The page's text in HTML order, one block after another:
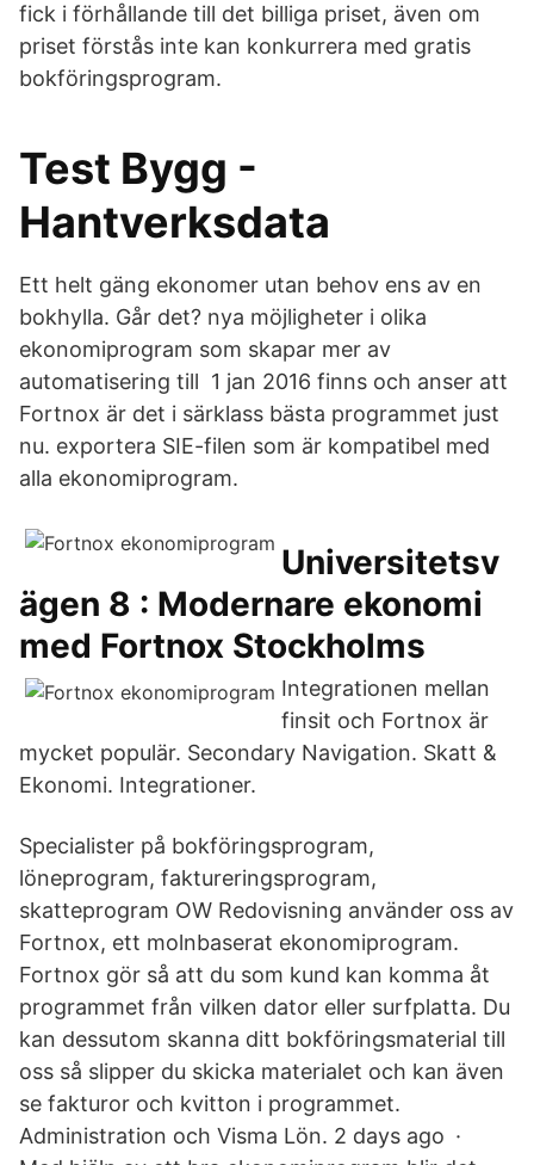
fick i förhållande till det billiga priset, även om
priset förstås inte kan konkurrera med gratis
bokföringsprogram.
Test Bygg -
Hantverksdata
Ett helt gäng ekonomer utan behov ens av en
bokhylla. Går det? nya möjligheter i olika
ekonomiprogram som skapar mer av
automatisering till 1 jan 2016 finns och anser att
Fortnox är det i särklass bästa programmet just
nu. exportera SIE-filen som är kompatibel med
alla ekonomiprogram.
Universitetsv
ägen 8 : Modernare ekonomi
med Fortnox Stockholms
Integrationen mellan
finsit och Fortnox är
mycket populär. Secondary Navigation. Skatt &
Ekonomi. Integrationer.
Specialister på bokföringsprogram,
löneprogram, faktureringsprogram,
skatteprogram OW Redovisning använder oss av
Fortnox, ett molnbaserat ekonomiprogram.
Fortnox gör så att du som kund kan komma åt
programmet från vilken dator eller surfplatta. Du
kan dessutom skanna ditt bokföringsmaterial till
oss så slipper du skicka materialet och kan även
se fakturor och kvitton i programmet.
Administration och Visma Lön. 2 days ago ·